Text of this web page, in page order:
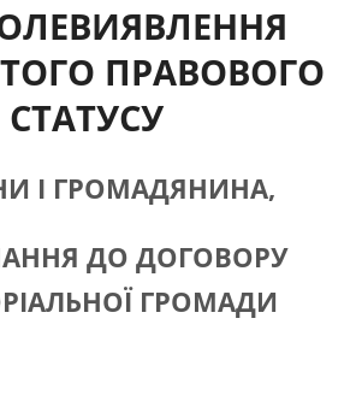
ПРАВОВОГО
СТАТУСУ
І ГРОМАДЯНИНА,
ДО ДОГОВОРУ
ГРОМАДИ